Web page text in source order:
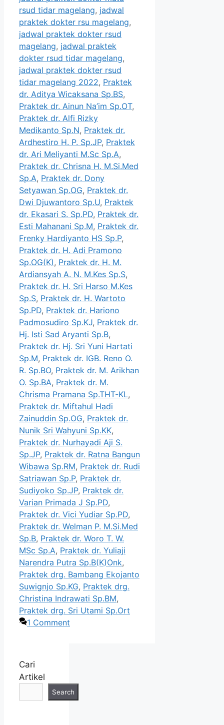
rsud tidar magelang, jadwal
praktek dokter rsu magelang,
jadwal praktek dokter rsud
magelang, jadwal praktek
dokter rsud tidar magelang,
jadwal praktek dokter rsud
tidar magelang 2022, Praktek
dr. Aditya Wicaksana Sp.BS,
Praktek dr. Ainun Na’im Sp.OT,
Praktek dr. Alfi Rizky
Medikanto Sp.N, Praktek dr.
Ardhestiro H. P. Sp.JP, Praktek
dr. Ari Meliyanti M.Sc Sp.A,
Praktek dr. Chrisna H. M.Si.Med
Sp.A, Praktek dr. Dony
Setyawan Sp.OG, Praktek dr.
Dwi Djuwantoro Sp.U, Praktek
dr. Ekasari S. Sp.PD, Praktek dr.
Esti Mahanani Sp.M, Praktek dr.
Frenky Hardiyanto HS Sp.P,
Praktek dr. H. Adi Pramono
Sp.OG(K), Praktek dr. H. M.
Ardiansyah A. N. M.Kes Sp.S,
Praktek dr. H. Sri Harso M.Kes
Sp.S, Praktek dr. H. Wartoto
Sp.PD, Praktek dr. Hariono
Padmosudiro Sp.KJ, Praktek dr.
Hj. Isti Sad Aryanti Sp.B,
Praktek dr. Hj. Sri Yuni Hartati
Sp.M, Praktek dr. IGB. Reno O.
R. Sp.BO, Praktek dr. M. Arikhan
O. Sp.BA, Praktek dr. M.
Chrisma Pramana Sp.THT-KL,
Praktek dr. Miftahul Hadi
Zainuddin Sp.OG, Praktek dr.
Nunik Sri Wahyuni Sp.KK,
Praktek dr. Nurhayadi Aji S.
Sp.JP, Praktek dr. Ratna Bangun
Wibawa Sp.RM, Praktek dr. Rudi
Satriawan Sp.P, Praktek dr.
Sudiyoko Sp.JP, Praktek dr.
Varian Primada J Sp.PD,
Praktek dr. Vici Yudiar Sp.PD,
Praktek dr. Welman P. M.Si.Med
Sp.B, Praktek dr. Woro T. W.
MSc Sp.A, Praktek dr. Yuliaji
Narendra Putra Sp.B(K)Onk,
Praktek drg. Bambang Ekojanto
Suwignjo Sp.KG, Praktek drg.
Christina Indrawati Sp.BM,
Praktek drg. Sri Utami Sp.Ort
1 Comment
Cari
Artikel
Search